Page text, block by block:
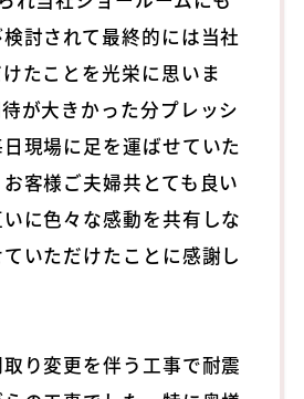
討されて最終的には当社
たことを光栄に思いま
が大きかった分プレッシ
現場に足を運ばせていた
客様ご夫婦共とても良い
に色々な感動を共有しな
いただけたことに感謝し
り変更を伴う工事で耐震